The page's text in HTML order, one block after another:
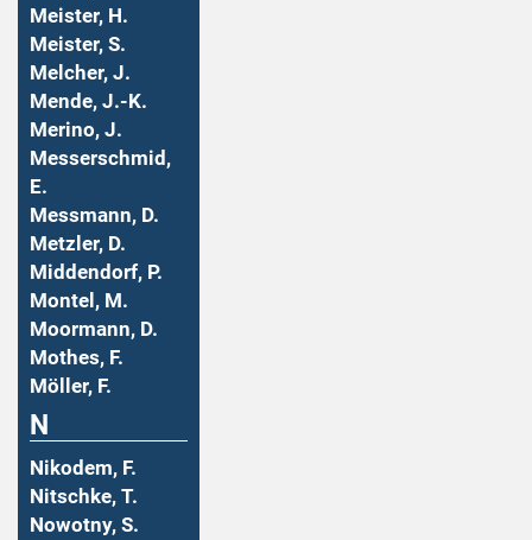
Meister, H.
Meister, S.
Melcher, J.
Mende, J.-K.
Merino, J.
Messerschmid,
E.
Messmann, D.
Metzler, D.
Middendorf, P.
Montel, M.
Moormann, D.
Mothes, F.
Möller, F.
N
Nikodem, F.
Nitschke, T.
Nowotny, S.